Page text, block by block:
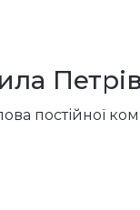
постійної